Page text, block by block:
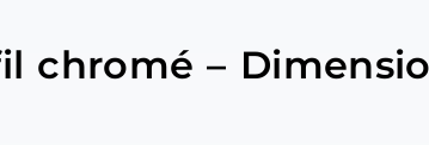
chromé –